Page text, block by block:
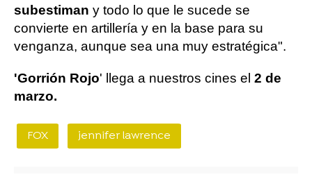
subestiman y todo lo que le sucede se
convierte en artillería y en la base para su
venganza, aunque sea una muy estratégica".
'Gorrión Rojo' llega a nuestros cines el 2 de
marzo.
FOX jennifer lawrence